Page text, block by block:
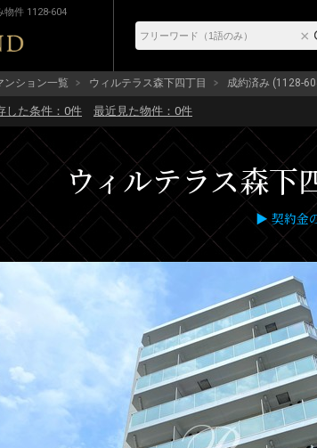
物件 1128-604
ンション一覧 ウィルテラス森下四丁目 成約済み (1128-
した条件： 0件 最近見た物件： 0件
ウィルテラス森下
▶ 契約金